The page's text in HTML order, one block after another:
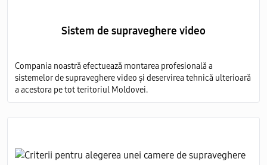
Sistem de supraveghere video
Compania noastră efectuează montarea profesională a
sistemelor de supraveghere video și deservirea tehnică ulterioară
a acestora pe tot teritoriul Moldovei.